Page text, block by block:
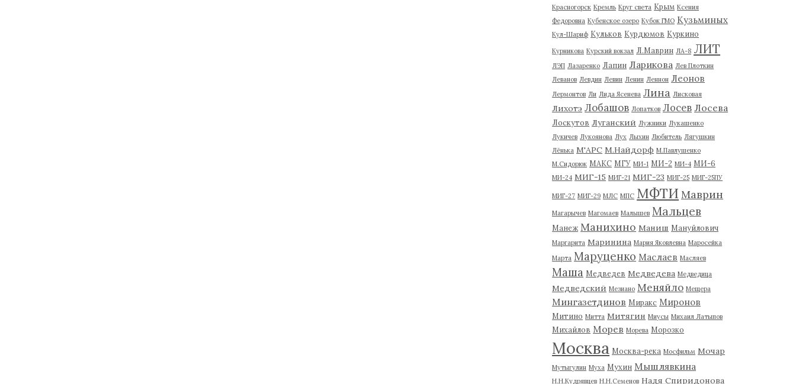
Красногорск Кремль Круг света Крым Ксения
Федоровна Кубенское озеро Кубок ГМО Кузьминых
Кул-Шариф Кульков Курдюмов Куркино
Курникова Курский вокзал Л.Маврин ЛА-8 ЛИТ
ЛЭП Лазаренко Лапин Ларикова Лев Плоткин
Леванов Левдин Левин Ленин Леннон Леонов
Лермонтов Ли Лида Ясенева Лина Лисковая
Лихотэ Лобашов Лопатков Лосев Лосева
Лоскутов Луганский Лужники Лукашенко
Лукичев Лукоянова Лух Лыхин Любитель Лягушкин
Лёнька М'АРС М.Найдорф М.Павлушенко
М.Сидорюк МАКС МГУ МИ-1 МИ-2 МИ-4 МИ-6
МИ-24 МИГ-15 МИГ-21 МИГ-23 МИГ-25 МИГ-25ПУ
МИГ-27 МИГ-29 МЛС МПС МФТИ Маврин
Магарычев Магомаев Малышев Мальцев
Манеж Манихино Маниш Мануйлович
Маргарита Маринина Мария Яковлевна Маросейка
Марта Маруценко Маслаев Масляев
Маша Медведев Медведева Медведица
Медведский Мезиано Меняйло Мещера
Мингазетдинов Миракс Миронов
Митино Митта Митягин Миусы Михаил Латыпов
Михайлов Морев Морева Морозко
Москва Москва-река Мосфильм Мочар
Мутыгулин Муха Мухин Мышлявкина
Н.Н.Кудрявцев Н.Н.Семенов Надя Спиридонова